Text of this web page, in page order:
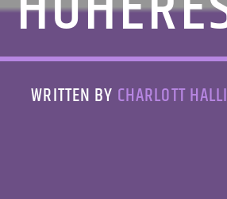
WRITTEN BY CHARLOTT